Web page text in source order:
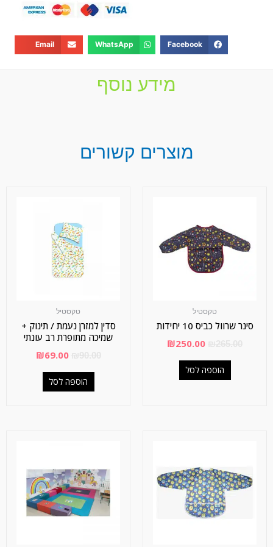
Facebook
WhatsApp
Email
מידע נוסף
מוצרים קשורים
טקסטיל
סינר שרוול כביס 10 יחידות
₪250.00
הוספה לסל
טקסטיל
סדין למזרן נעמת / תינוק +
שמיכה מתופרת רב עונתי
₪69.00
הוספה לסל